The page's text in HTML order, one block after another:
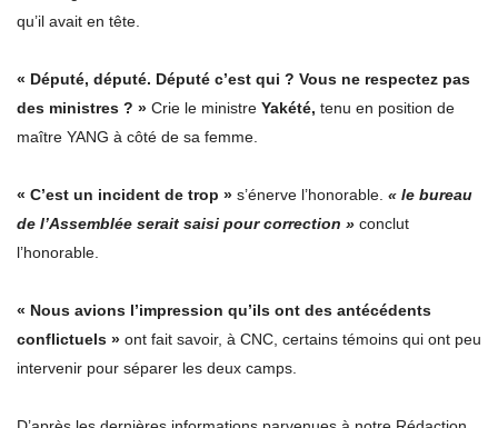
qu’il avait en tête.
« Député, député. Député c’est qui ? Vous ne respectez pas
des ministres ? » Crie le ministre Yakété, tenu en position de
maître YANG à côté de sa femme.
« C’est un incident de trop » s’énerve l’honorable. « le bureau
de l’Assemblée serait saisi pour correction » conclut
l’honorable.
« Nous avions l’impression qu’ils ont des antécédents
conflictuels » ont fait savoir, à CNC, certains témoins qui ont peu
intervenir pour séparer les deux camps.